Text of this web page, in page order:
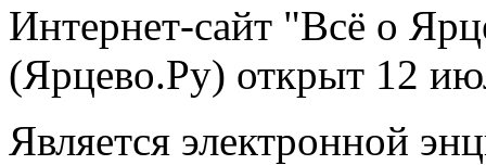
Интернет-сайт "Всё о
(Ярцево.Ру) открыт 12
Является электронной